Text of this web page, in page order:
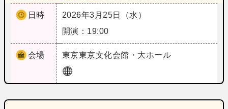
日時
2026年3月25日（水）
開演：19:00
会場 東京東京文化会館・大ホール